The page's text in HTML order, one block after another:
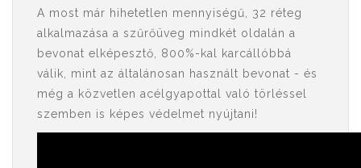
A most már hihetetlen mennyiségű, 32 réteg
alkalmazása a szűrőüveg mindkét oldalán a
bevonat elképesztő, 800%-kal karcállóbbá
válik, mint az általánosan használt bevonat - és
még a közvetlen acélgyapottal való törléssel
szemben is képes védelmet nyújtani!